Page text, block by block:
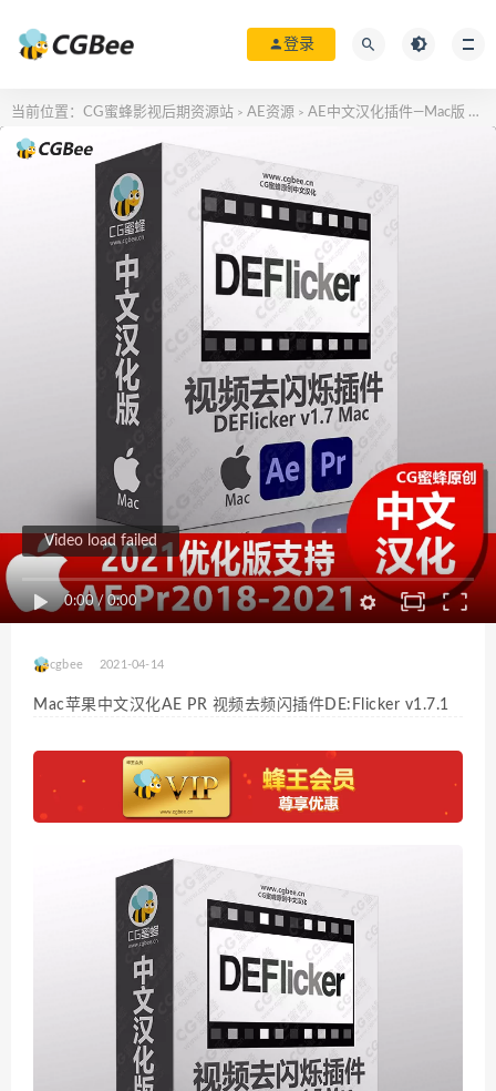
登录
当前位置： CG蜜蜂影视后期资源站 > AE资源 > AE中文汉化插件—Mac版 >
0:00/ 0:00
Video load failed
cgbee 2021-04-14
Mac苹果中文汉化AE PR 视频去频闪插件DE:Flicker v1.7.1